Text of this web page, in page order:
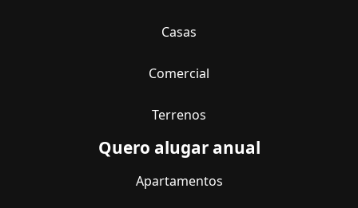
Casas
Comercial
Terrenos
Quero alugar anual
Apartamentos